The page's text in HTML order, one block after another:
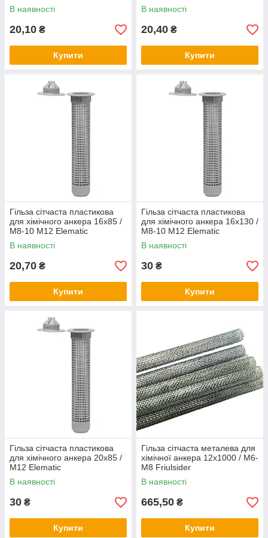
В наявності
20,10 ₴
Купити
В наявності
20,40 ₴
Купити
Гільза сітчаста пластикова
для хімічного анкера 16х85 /
М8-10 М12 Elematic
В наявності
20,70 ₴
Купити
Гільза сітчаста пластикова
для хімічного анкера 16х130 /
М8-10 М12 Elematic
В наявності
30 ₴
Купити
Гільза сітчаста пластикова
для хімічного анкера 20х85 /
М12 Elematic
В наявності
30 ₴
Купити
Гільза сітчаста металева для
хімічної анкера 12х1000 / М6-
М8 Friulsider
В наявності
665,50 ₴
Купити